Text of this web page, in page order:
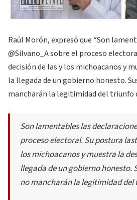
Raúl Morón, expresó que “Son
@Silvano_A sobre el proceso
decisión de las y los michoacanos y
la llegada de un gobierno honesto.
mancharán la legitimidad del triunfo
Son lamentables las
proceso electoral. Su postura
los michoacanos y muestra la
llegada de un gobierno honesto.
no mancharán la legitimidad del